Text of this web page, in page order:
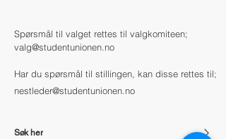
Spørsmål til valget rettes til valgkomiteen;
valg@studentunionen.no
Har du spørsmål til stillingen, kan disse rettes til;
nestleder@studentunionen.no
Søk her